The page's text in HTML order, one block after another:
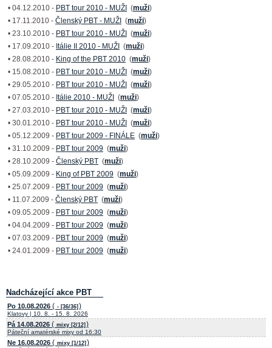
• 04.12.2010 - PBT tour 2010 - MUŽI (muži)
• 17.11.2010 - Členský PBT - MUŽI (muži)
• 23.10.2010 - PBT tour 2010 - MUŽI (muži)
• 17.09.2010 - Itálie II 2010 - MUŽI (muži)
• 28.08.2010 - King of the PBT 2010 (muži)
• 15.08.2010 - PBT tour 2010 - MUŽI (muži)
• 29.05.2010 - PBT tour 2010 - MUŽI (muži)
• 07.05.2010 - Itálie 2010 - MUŽI (muži)
• 27.03.2010 - PBT tour 2010 - MUŽI (muži)
• 30.01.2010 - PBT tour 2010 - MUŽI (muži)
• 05.12.2009 - PBT tour 2009 - FINÁLE (muži)
• 31.10.2009 - PBT tour 2009 (muži)
• 28.10.2009 - Členský PBT (muži)
• 05.09.2009 - King of PBT 2009 (muži)
• 25.07.2009 - PBT tour 2009 (muži)
• 11.07.2009 - Členský PBT (muži)
• 09.05.2009 - PBT tour 2009 (muži)
• 04.04.2009 - PBT tour 2009 (muži)
• 07.03.2009 - PBT tour 2009 (muži)
• 24.01.2009 - PBT tour 2009 (muži)
Nadcházející akce PBT
Po 10.08.2026 ( - [36/36] )
Klatovy | 10. 8. - 15. 8. 2026
Pá 14.08.2026 ( mixy [2/12] )
Páteční amatérské mixy od 16:30
Ne 16.08.2026 ( mixy [1/12] )